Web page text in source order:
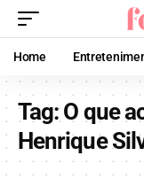
Home
Tag:O que
Henrique